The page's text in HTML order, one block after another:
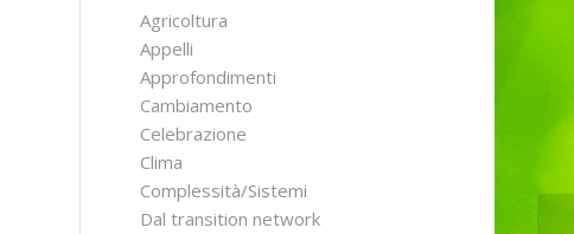
Agricoltura
Appelli
Approfondimenti
Cambiamento
Celebrazione
Clima
Complessità/Sistemi
Dal transition network